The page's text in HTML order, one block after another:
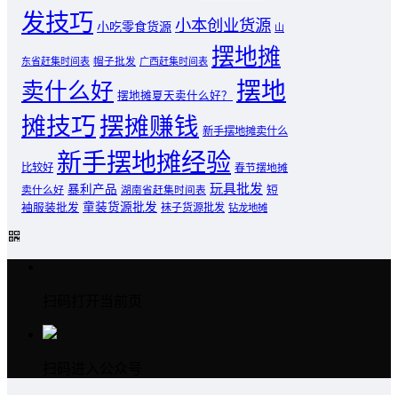
发技巧 小吃零食货源 小本创业货源 山
东省赶集时间表 帽子批发 广西赶集时间表 摆地摊
卖什么好 摆地摊夏天卖什么好？
摆地
摊技巧 摆摊赚钱 新手摆地摊卖什么
比较好 新手摆地摊经验 春节摆地摊
卖什么好 暴利产品 湖南省赶集时间表 玩具批发 短
袖服装批发 童装货源批发 袜子货源批发 钻龙地摊